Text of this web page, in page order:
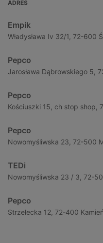
ADRES
Empik
Władysława Iv 32/1, 72-600
Pepco
Jarosława Dąbrowskiego 5,
Pepco
Kościuszki 15, ch stop shop,
Pepco
Nowomyśliwska 23, 72-500
TEDi
Nowomyśliwska 23 / 3, 72-
Pepco
Strzelecka 12, 72-400